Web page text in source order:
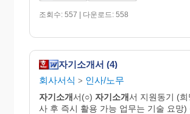
조회수: 557 | 다운로드: 558
자기소개서 (4)
회사서식 > 인사/노무
자기소개서(○) 자기소개서 지원동기 (
사 후 즉시 활용 가능 업무는 기술 요망)